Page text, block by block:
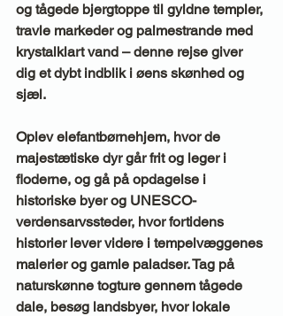
og tågede bjergtoppe til gyldne templer,
travle markeder og palmestrande med
krystalklart vand – denne rejse giver
dig et dybt indblik i øens skønhed og
sjæl.
Oplev elefantbørnehjem, hvor de
majestætiske dyr går frit og leger i
floderne, og gå på opdagelse i
historiske byer og UNESCO-
verdensarvssteder, hvor fortidens
historier lever videre i tempelvæggenes
malerier og gamle paladser. Tag på
naturskønne togture gennem tågede
dale, besøg landsbyer, hvor lokale